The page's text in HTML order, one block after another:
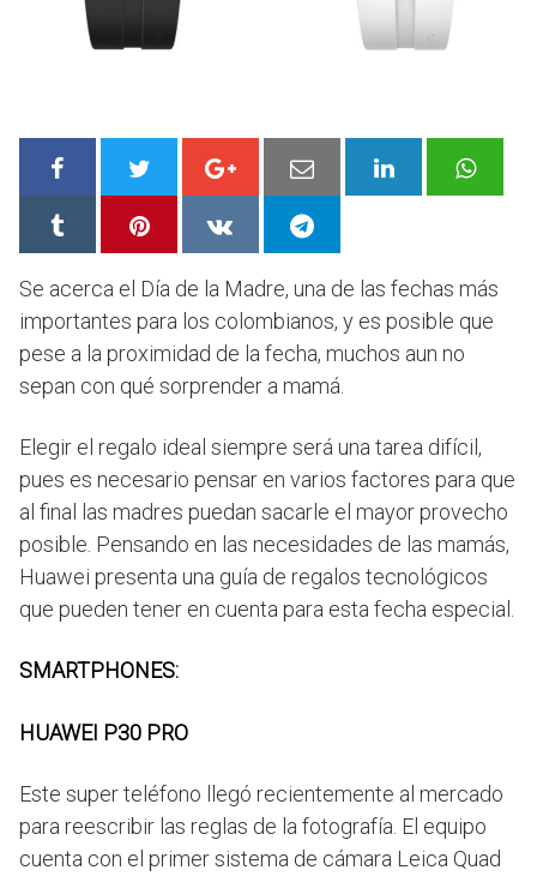
Se acerca el Día de la Madre, una de las fechas más
importantes para los colombianos, y es posible que
pese a la proximidad de la fecha, muchos aun no
sepan con qué sorprender a mamá.
Elegir el regalo ideal siempre será una tarea difícil,
pues es necesario pensar en varios factores para que
al final las madres puedan sacarle el mayor provecho
posible. Pensando en las necesidades de las mamás,
Huawei presenta una guía de regalos tecnológicos
que pueden tener en cuenta para esta fecha especial.
SMARTPHONES:
HUAWEI P30 PRO
Este super teléfono llegó recientemente al mercado
para reescribir las reglas de la fotografía. El equipo
cuenta con el primer sistema de cámara Leica Quad